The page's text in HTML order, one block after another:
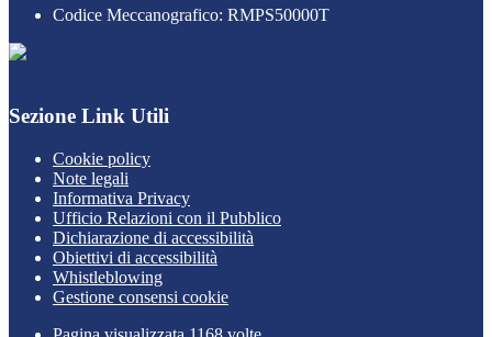
Codice Meccanografico: RMPS50000T
Sezione Link Utili
Cookie policy
Note legali
Informativa Privacy
Ufficio Relazioni con il Pubblico
Dichiarazione di accessibilità
Obiettivi di accessibilità
Whistleblowing
Gestione consensi cookie